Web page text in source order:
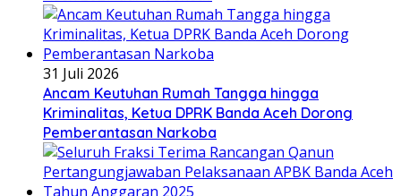
31 Juli 2026
Ancam Keutuhan Rumah Tangga hingga
Kriminalitas, Ketua DPRK Banda Aceh Dorong
Pemberantasan Narkoba